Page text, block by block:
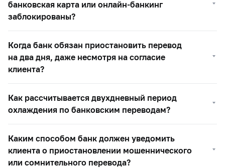
банковская карта или онлайн-банкинг
заблокированы?
Когда банк обязан приостановить перевод
на два дня, даже несмотря на согласие
клиента?
Как рассчитывается двухдневный период
охлаждения по банковским переводам?
Каким способом банк должен уведомить
клиента о приостановлении мошеннического
или сомнительного перевода?